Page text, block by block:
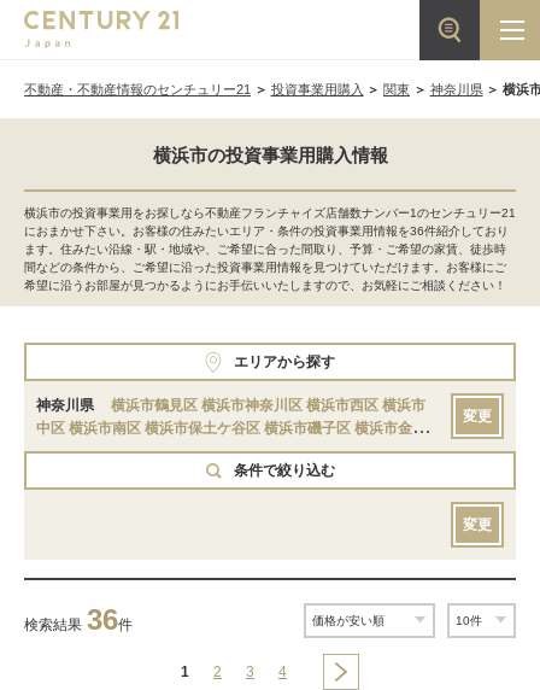
不動産・不動産情報のセンチュリー21 投資事業用購入 関東 神奈川県 横浜
横浜市の投資事業用購入情報
横浜市の投資事業用をお探しなら不動産フランチャイズ店舗数ナンバー1のセンチュリー21
におまかせ下さい。お客様の住みたいエリア・条件の投資事業用情報を36件紹介しており
ます。住みたい沿線・駅・地域や、ご希望に合った間取り、予算・ご希望の家賃、徒歩時
間などの条件から、ご希望に沿った投資事業用情報を見つけていただけます。お客様にご
希望に沿うお部屋が見つかるようにお手伝いいたしますので、お気軽にご相談ください！
エリアから探す
神奈川県 横浜市鶴見区 横浜市神奈川区 横浜市西区 横浜市
中区 横浜市南区 横浜市保土ケ谷区 横浜市磯子区 横浜市金沢
区 横浜市港北区 横浜市戸塚区 横浜市港南区 横浜市旭区 横浜
横浜市栄区 横浜市泉区 横浜市青葉区
変更
条件で絞り込む
変更
検索結果 36件
1 2 3 4